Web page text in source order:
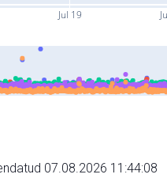
Jul 19
07.08.2026 11:44:08